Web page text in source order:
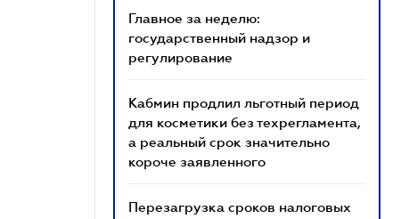
Главное за неделю:
государственный надзор и
регулирование
Кабмин продлил льготный период
для косметики без техрегламента,
а реальный срок значительно
короче заявленного
Перезагрузка сроков налоговых